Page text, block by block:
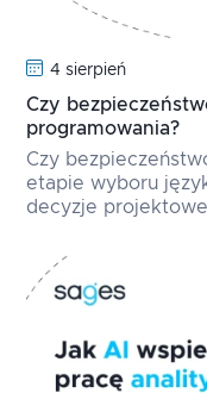
4 sierpień
Czy
programowania?
Czy
etapie wyboru
decyzje